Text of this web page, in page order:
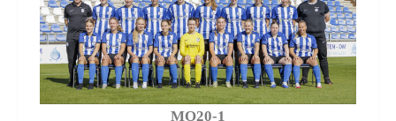
MO20-1